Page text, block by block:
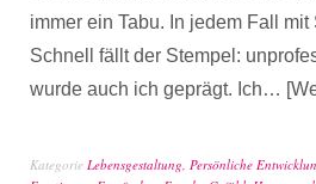
immer ein Tabu. In jedem Fall mit
Schnell fällt der Stempel:
wurde auch ich geprägt. Ich…
Kategorie Lebensgestaltung, Persönliche